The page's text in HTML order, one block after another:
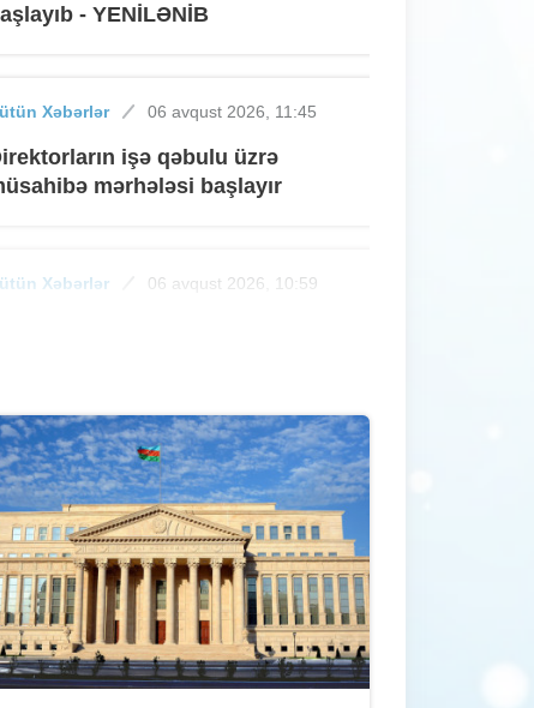
- YENİLƏNİB
Xəbərlər 06 avqust 2026, 11:45
işə qəbulu üzrə
mərhələsi başlayır
Xəbərlər 06 avqust 2026, 10:59
Xəbərlər 06 avqust 2026, 10:41
- "Dinamo" oyununun
satışa çıxarılır
Xəbərlər 05 avqust 2026, 17:02